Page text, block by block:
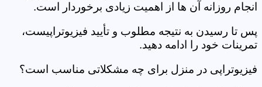
انجام روزانه آن ها از اهمیت زیادی برخوردار است.
پس تا رسیدن به نتیجه مطلوب و تأیید فیزیوتراپیست،
تمرینات خود را ادامه دهید.
فیزیوتراپی در منزل برای چه مشکلاتی مناسب است؟